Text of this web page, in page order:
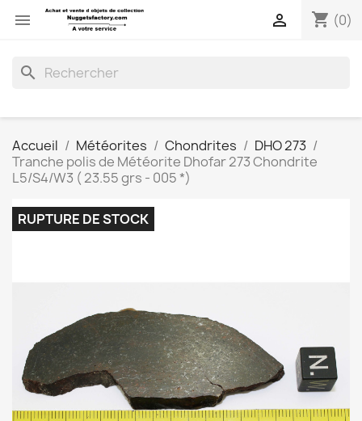
 shopping_cart (0)

search
Accueil Météorites Chondrites
DHO 273
Tranche polis de Météorite Dhofar 273 Chondrite
L5/S4/W3 ( 23.55 grs - 005 *)
RUPTURE DE STOCK